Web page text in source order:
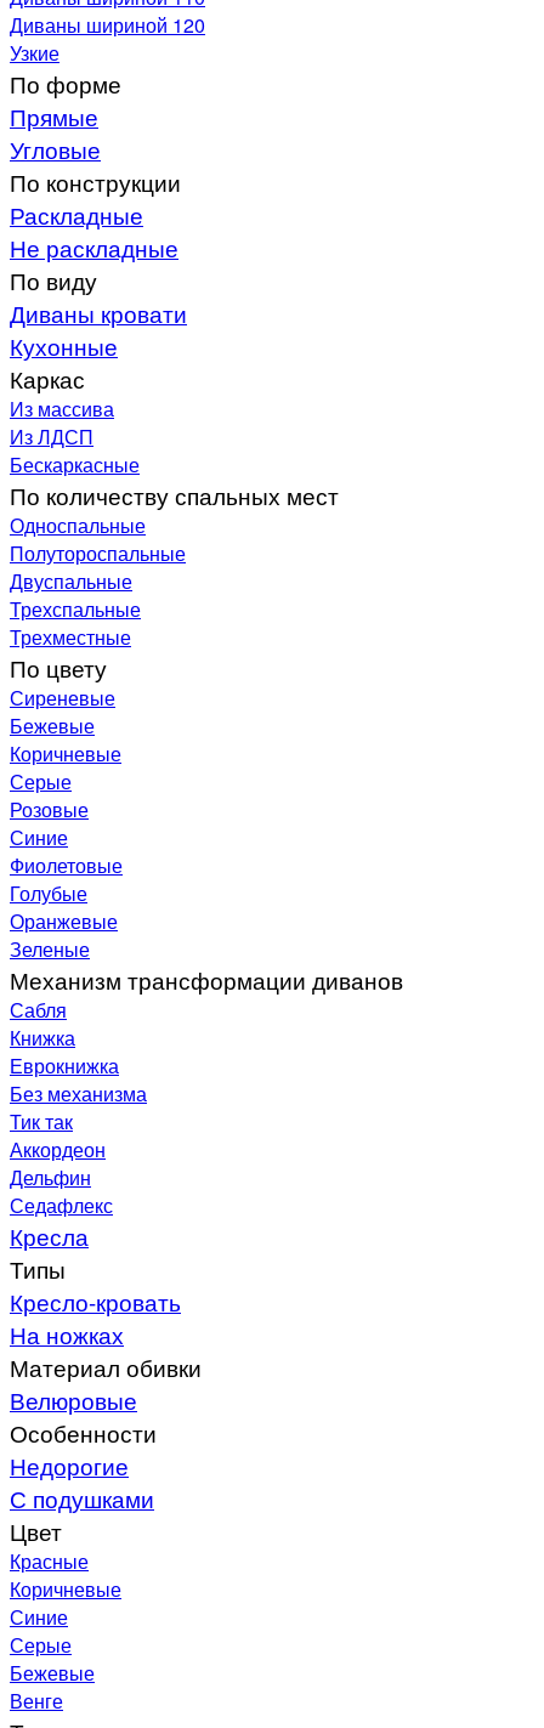
Диваны шириной 120
Узкие
По форме
Прямые
Угловые
По конструкции
Раскладные
Не раскладные
По виду
Диваны кровати
Кухонные
Каркас
Из массива
Из ЛДСП
Бескаркасные
По количеству спальных мест
Односпальные
Полутороспальные
Двуспальные
Трехспальные
Трехместные
По цвету
Сиреневые
Бежевые
Коричневые
Серые
Розовые
Синие
Фиолетовые
Голубые
Оранжевые
Зеленые
Механизм трансформации диванов
Сабля
Книжка
Еврокнижка
Без механизма
Тик так
Аккордеон
Дельфин
Седафлекс
Кресла
Типы
Кресло-кровать
На ножках
Материал обивки
Велюровые
Особенности
Недорогие
С подушками
Цвет
Красные
Коричневые
Синие
Серые
Бежевые
Венге